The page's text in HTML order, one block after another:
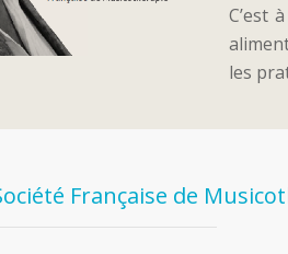
C’est
les
Française de